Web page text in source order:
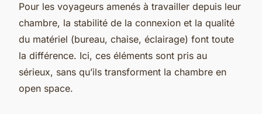
Pour les voyageurs amenés à travailler depuis leur
chambre, la stabilité de la connexion et la qualité
du matériel (bureau, chaise, éclairage) font toute
la différence. Ici, ces éléments sont pris au
sérieux, sans qu’ils transforment la chambre en
open space.